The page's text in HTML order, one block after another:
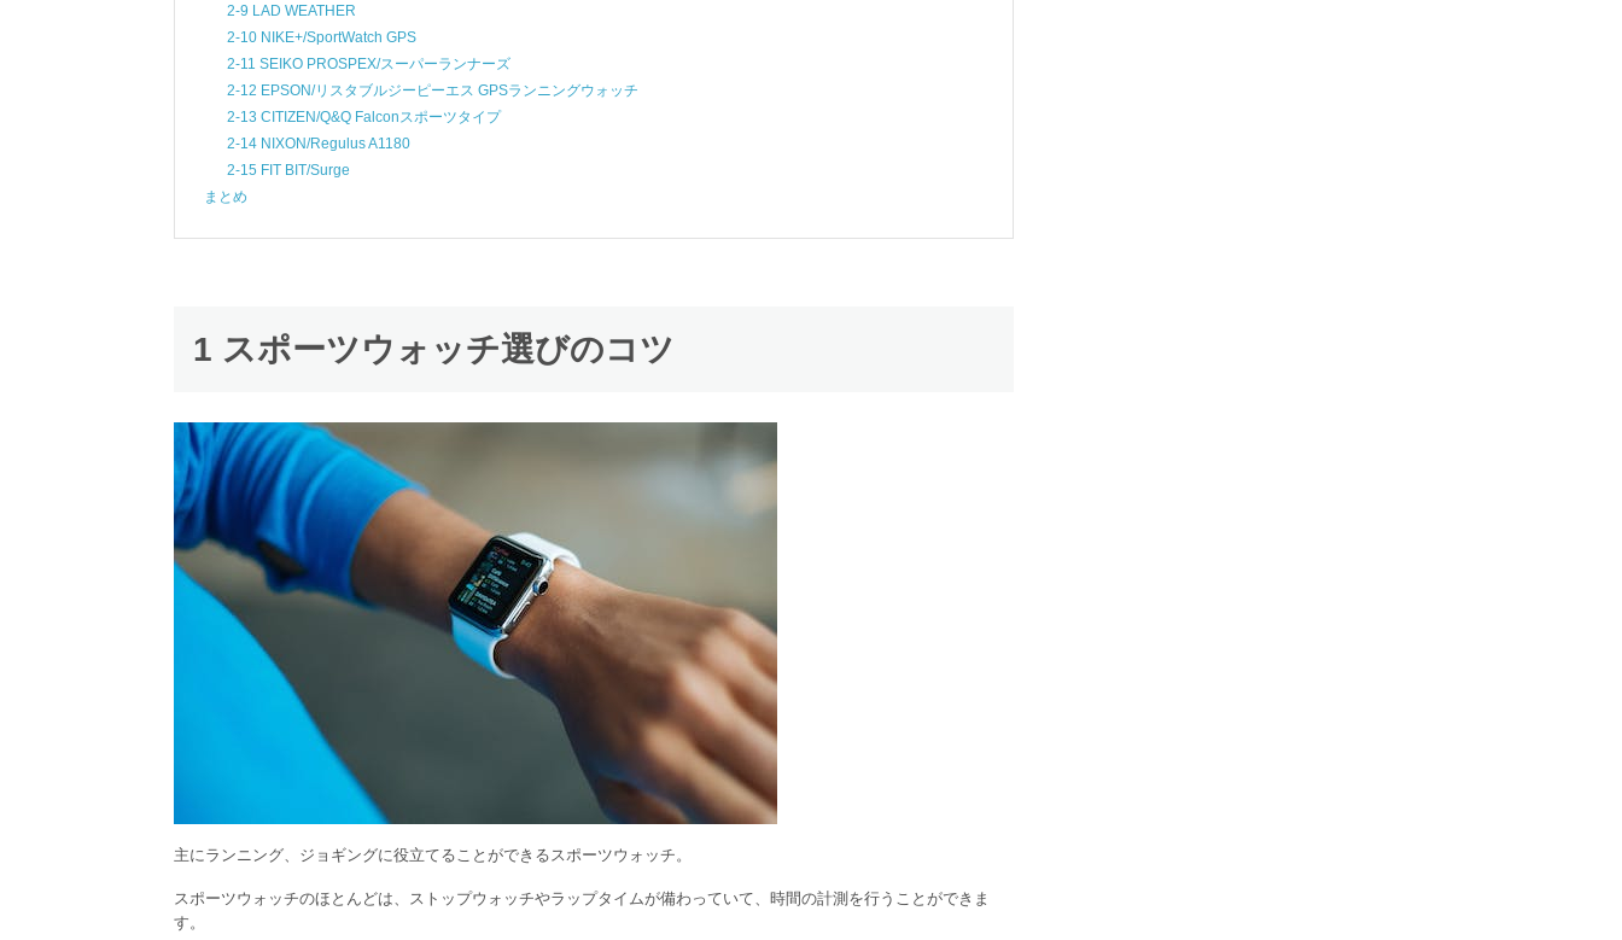
2-9 LAD WEATHER
2-10 NIKE+/SportWatch GPS
2-11 SEIKO PROSPEX/スーパーランナーズ
2-12 EPSON/リスタブルジーピーエス GPSランニングウォッチ
2-13 CITIZEN/Q&Q Falconスポーツタイプ
2-14 NIXON/Regulus A1180
2-15 FIT BIT/Surge
まとめ
1 スポーツウォッチ選びのコツ
主にランニング、ジョギングに役立てることができるスポーツウォッチ。
スポーツウォッチのほとんどは、ストップウォッチやラップタイムが備わっていて、時間の計測を行うことができま
す。